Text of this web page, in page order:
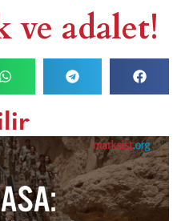
ve adalet!